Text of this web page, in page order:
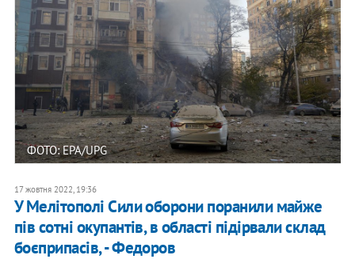
ФОТО: EPA/UPG
17 жовтня 2022, 19:36
У Мелітополі Сили оборони поранили майже
пів сотні окупантів, в області підірвали склад
боєприпасів, - Федоров